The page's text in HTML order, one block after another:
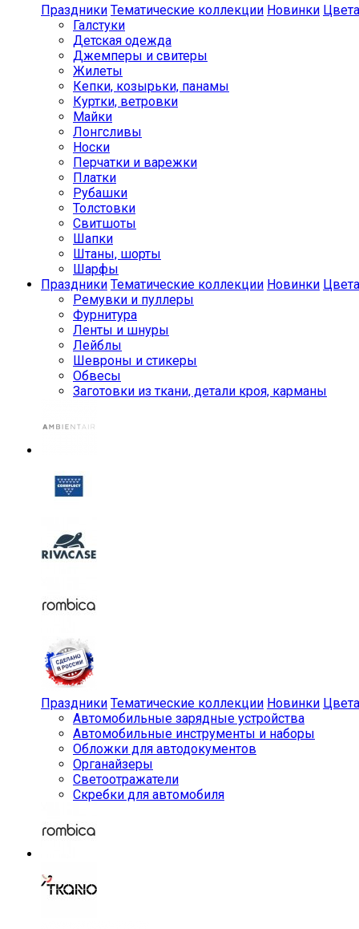
Праздники Тематические коллекции Новинки Цвета
Галстуки
Детская одежда
Джемперы и свитеры
Жилеты
Кепки, козырьки, панамы
Куртки, ветровки
Майки
Лонгсливы
Носки
Перчатки и варежки
Платки
Рубашки
Толстовки
Свитшоты
Шапки
Штаны, шорты
Шарфы
Праздники Тематические коллекции Новинки Цвета
Ремувки и пуллеры
Фурнитура
Ленты и шнуры
Лейблы
Шевроны и стикеры
Обвесы
Заготовки из ткани, детали кроя, карманы
Праздники Тематические коллекции Новинки Цвета
Автомобильные зарядные устройства
Автомобильные инструменты и наборы
Обложки для автодокументов
Органайзеры
Светоотражатели
Скребки для автомобиля